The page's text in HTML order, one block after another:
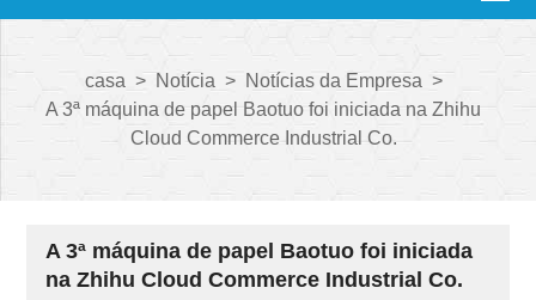
casa > Notícia > Notícias da Empresa >
A 3ª máquina de papel Baotuo foi iniciada na Zhihu
Cloud Commerce Industrial Co.
A 3ª máquina de papel Baotuo foi iniciada
na Zhihu Cloud Commerce Industrial Co.